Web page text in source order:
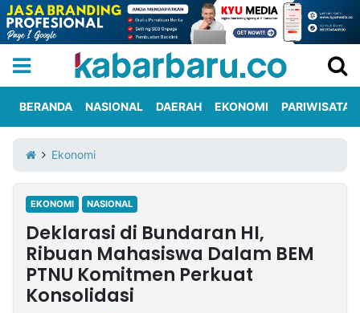
Iklan
Berita
Kami
Nasional
International
Olahraga
Entertainment
Daerah
Pariwisata
Kuliner
Kolom
Network
BERANDA NASIONAL DAERAH EKONOMI PARIWISATA
Ekonomi
EKONOMI NASIONAL
Deklarasi di Bundaran HI,
Ribuan Mahasiswa Dalam BEM
PTNU Komitmen Perkuat
Konsolidasi